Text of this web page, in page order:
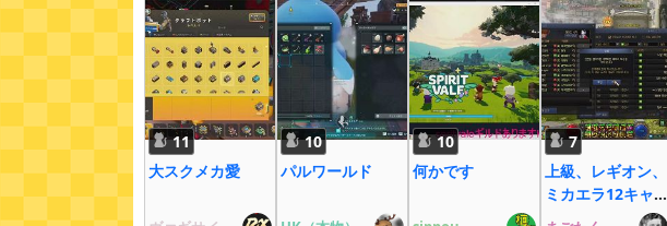
11
大スクメカ愛
10
パルワールド
10
何かです
7
上級、レギオン、
ミカエラ12キャ
ラ